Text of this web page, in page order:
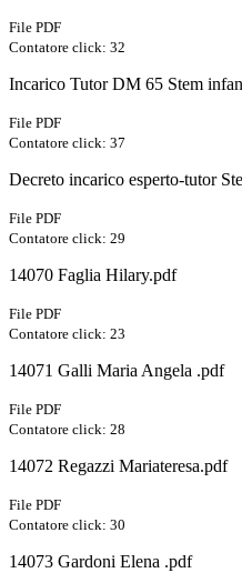
File PDF
Contatore click: 32
Incarico Tutor DM 65 Stem
File PDF
Contatore click: 37
Decreto incarico esperto-tutor
File PDF
Contatore click: 29
14070 Faglia Hilary.pdf
File PDF
Contatore click: 23
14071 Galli Maria Angela .pdf
File PDF
Contatore click: 28
14072 Regazzi Mariateresa.pdf
File PDF
Contatore click: 30
14073 Gardoni Elena .pdf